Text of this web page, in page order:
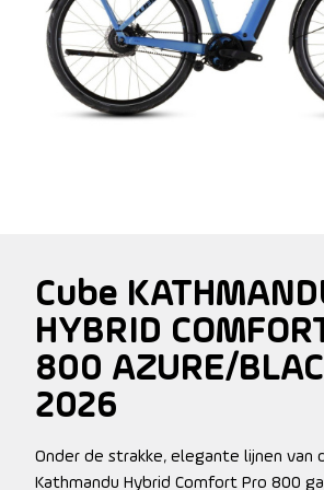
Cube
HYBRID
800 AZURE/
2026
Onder de strakke, elegante lijnen van
Kathmandu Hybrid Comfort Pro 800